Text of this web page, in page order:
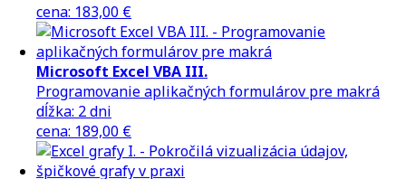
cena: 183,00 €
Microsoft Excel VBA III.
Programovanie aplikačných formulárov pre makrá
dĺžka: 2 dni
cena: 189,00 €